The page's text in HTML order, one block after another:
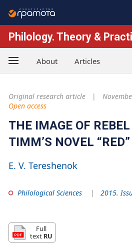
Philology. Theory &
About Articles
Original research article
Open access
THE IMAGE OF
TIMM’S NOVEL “RED”
E. V. Tereshenok
Philological Sciences 2015.
Full
text RU